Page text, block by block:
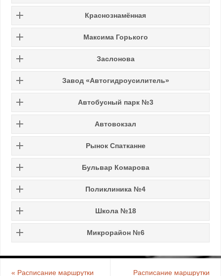
Краснознамённая
Максима Горького
Заслонова
Завод «Автогидроусилитель»
Автобусный парк №3
Автовокзал
Рынок Спатканне
Бульвар Комарова
Поликлиника №4
Школа №18
Микрорайон №6
« Расписание маршрутки Расписание маршрутки